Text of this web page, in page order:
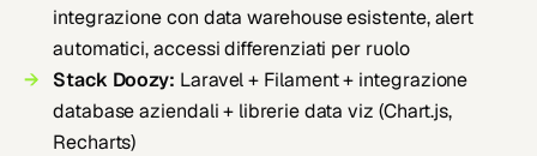
integrazione con data warehouse esistente, alert
automatici, accessi differenziati per ruolo
Stack Doozy: Laravel + Filament + integrazione
database aziendali + librerie data viz (Chart.js,
Recharts)